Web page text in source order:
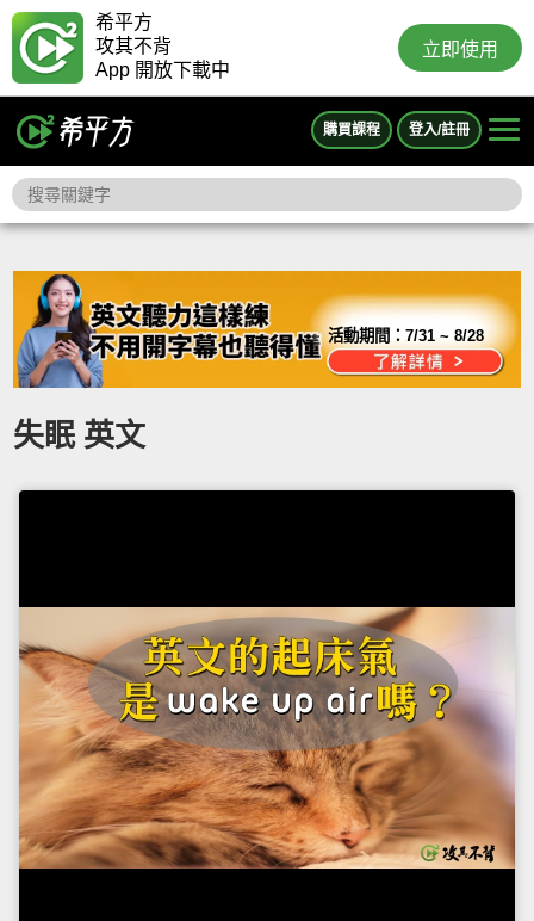
希平方
攻其不背
App 開放下載中
立即使用
購買課程 登入/註冊
活動期間：7/31 ~ 8/28
失眠 英文